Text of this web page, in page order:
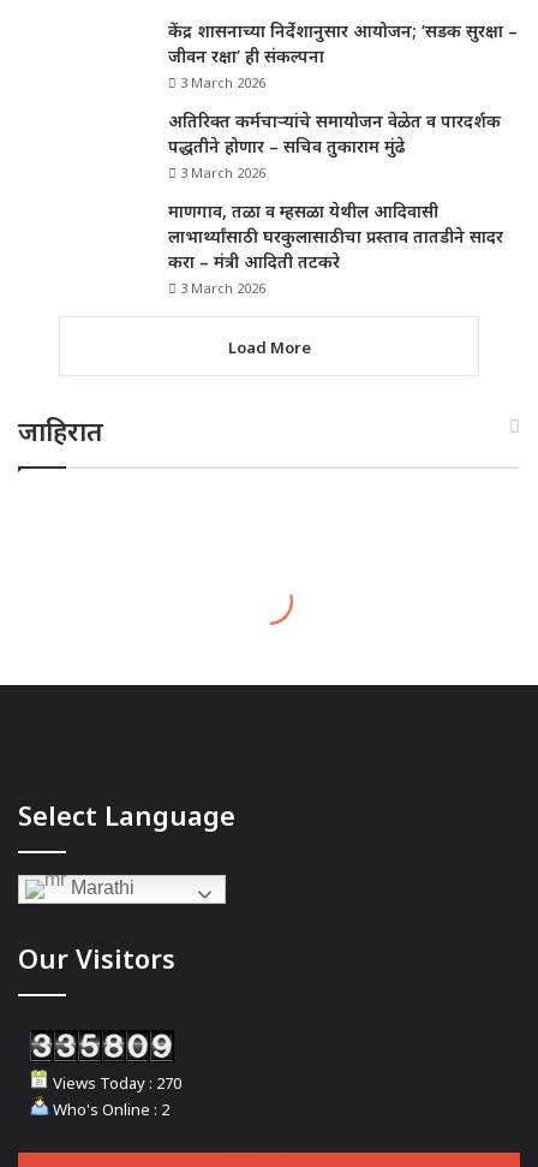
केंद्र शासनाच्या निर्देशानुसार आयोजन; ‘सडक सुरक्षा –
जीवन रक्षा’ ही संकल्पना
3 March 2026
अतिरिक्त कर्मचाऱ्यांचे समायोजन वेळेत व पारदर्शक
पद्धतीने होणार – सचिव तुकाराम मुंढे
3 March 2026
माणगाव, तळा व म्हसळा येथील आदिवासी
लाभार्थ्यांसाठी घरकुलासाठीचा प्रस्ताव तातडीने सादर
करा – मंत्री आदिती तटकरे
3 March 2026
Load More
जाहिरात
Select Language
Marathi
Our Visitors
Views Today : 270
Who's Online : 2